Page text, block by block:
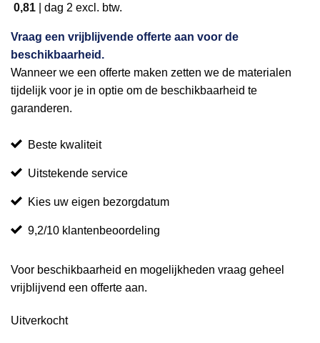
0,81 dag 2 excl. btw.
Vraag een vrijblijvende offerte aan voor de
beschikbaarheid.
Wanneer we een offerte maken zetten we de materialen
tijdelijk voor je in optie om de beschikbaarheid te
garanderen.
Beste kwaliteit
Uitstekende service
Kies uw eigen bezorgdatum
9,2/10 klantenbeoordeling
Voor beschikbaarheid en mogelijkheden vraag geheel
vrijblijvend een offerte aan.
Uitverkocht